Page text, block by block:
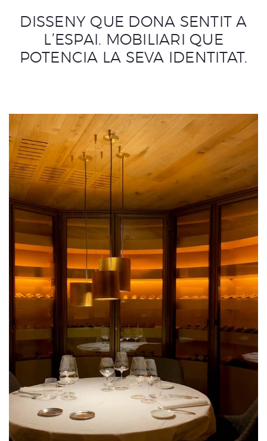
DISSENY QUE DONA SENTIT A
L’ESPAI. MOBILIARI QUE
POTENCIA LA SEVA IDENTITAT.